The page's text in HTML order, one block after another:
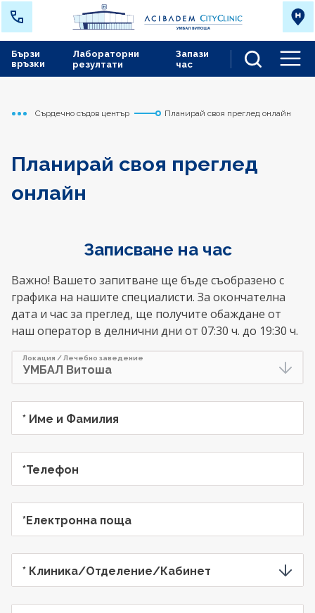
Лабораторни
резултати
Запази
час
Бързи
връзки
Начало
Сърдечно съдов център Планирай своя преглед онлайн
Планирай своя преглед
онлайн
Записване на час
Важно! Вашето запитване ще бъде съобразено с
графика на нашите специалисти. За окончателна
дата и час за преглед, ще получите обаждане от
наш оператор в делнични дни от 07:30 ч. до 19:30 ч.
Локация / Лечебно заведение
* Име и Фамилия
*Телефон
*Електронна поща
* Клиника/Отделение/Кабинет